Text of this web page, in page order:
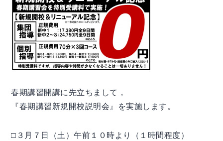
春期講習開講に先立ちまして，
『春期講習新規開校説明会』を実施します。
□３月７日（土）午前１０時より（１時間程度）